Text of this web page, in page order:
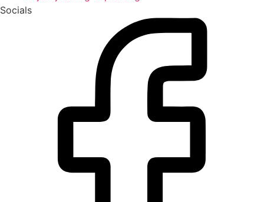
Socials